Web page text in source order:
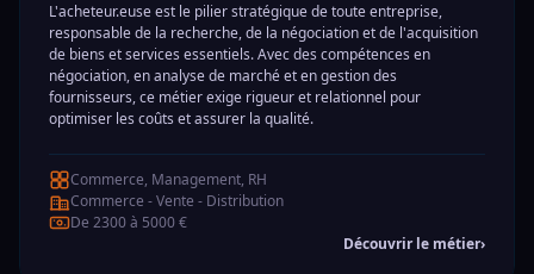
L'acheteur.euse est le pilier stratégique de toute entreprise,
responsable de la recherche, de la négociation et de l'acquisition
de biens et services essentiels. Avec des compétences en
négociation, en analyse de marché et en gestion des
fournisseurs, ce métier exige rigueur et relationnel pour
optimiser les coûts et assurer la qualité.
Commerce, Management, RH
Commerce - Vente - Distribution
De 2300 à 5000 €
Découvrir le métier›